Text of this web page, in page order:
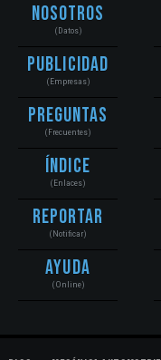
Nosotros
(Datos)
Publicidad
(Empresas)
Preguntas
(Frecuentes)
Índice
(Enlaces)
Reportar
(Notificar)
Ayuda
(Online)